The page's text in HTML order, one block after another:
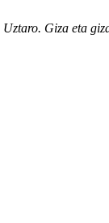
Uztaro. Giza eta